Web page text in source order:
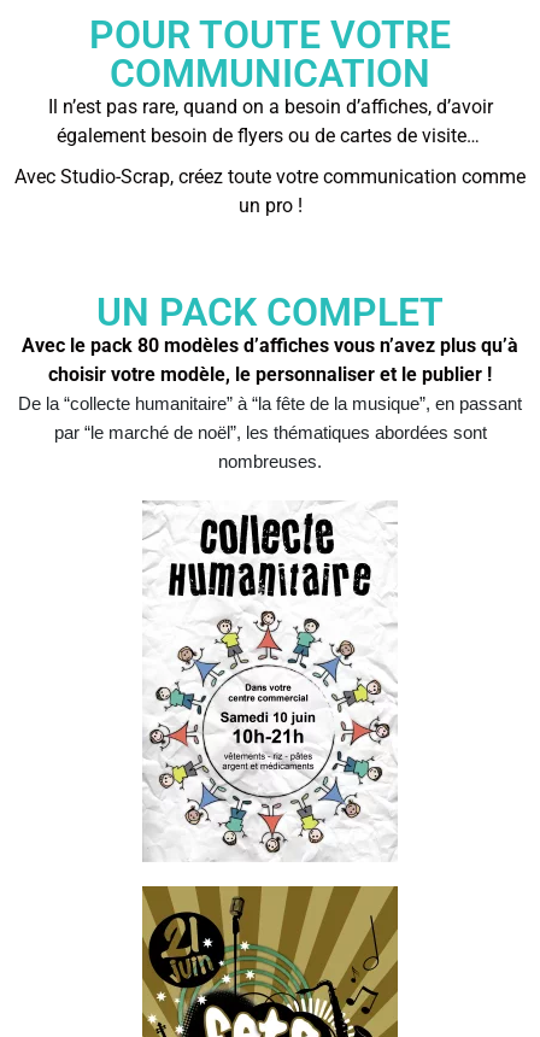
POUR TOUTE VOTRE
COMMUNICATION
Il n’est pas rare, quand on a besoin d’affiches, d’avoir
également besoin de flyers ou de cartes de visite…
Avec Studio-Scrap, créez toute votre communication comme
un pro !
UN PACK COMPLET
Avec le pack 80 modèles d’affiches vous n’avez plus qu’à
choisir votre modèle, le personnaliser et le publier !
De la “collecte humanitaire” à “la fête de la musique”, en passant
par “le marché de noël”, les thématiques abordées sont
nombreuses.